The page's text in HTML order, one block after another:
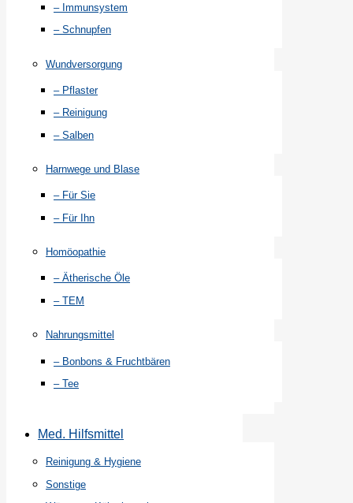
– Immunsystem
– Schnupfen
Wundversorgung
– Pflaster
– Reinigung
– Salben
Harnwege und Blase
– Für Sie
– Für Ihn
Homöopathie
– Ätherische Öle
– TEM
Nahrungsmittel
– Bonbons & Fruchtbären
– Tee
Med. Hilfsmittel
Reinigung & Hygiene
Sonstige